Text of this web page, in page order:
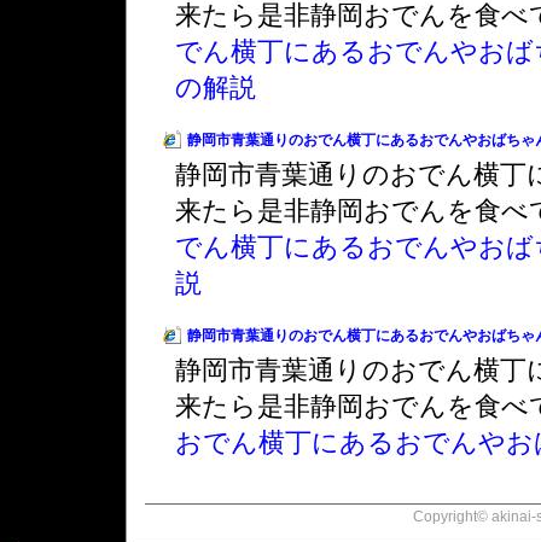
来たら是非静岡おでんを食
でん横丁にあるおでんやお
の解説
静岡市青葉通りのおでん横丁にあるおでんやおばち
静岡市青葉通りのおでん横
来たら是非静岡おでんを食
でん横丁にあるおでんやお
説
静岡市青葉通りのおでん横丁にあるおでんやおばちゃ
静岡市青葉通りのおでん横
来たら是非静岡おでんを食
おでん横丁にあるおでんや
Copyright© akinai-